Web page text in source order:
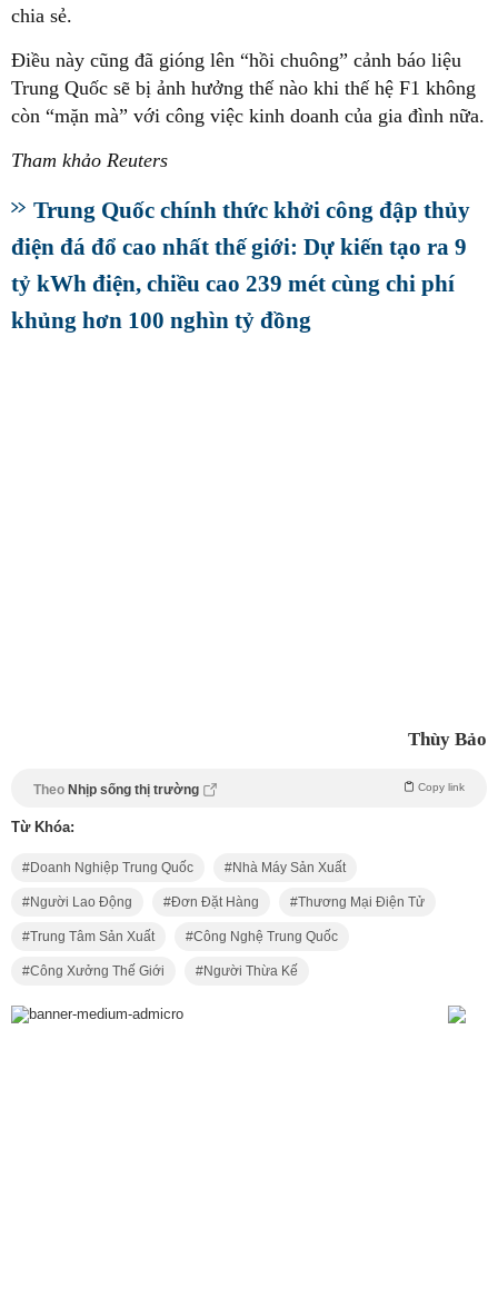
chia sẻ.
Điều này cũng đã gióng lên “hồi chuông” cảnh báo liệu
Trung Quốc sẽ bị ảnh hưởng thế nào khi thế hệ F1 không
còn “mặn mà” với công việc kinh doanh của gia đình nữa.
Tham khảo Reuters
Trung Quốc chính thức khởi công đập thủy
điện đá đổ cao nhất thế giới: Dự kiến tạo ra 9
tỷ kWh điện, chiều cao 239 mét cùng chi phí
khủng hơn 100 nghìn tỷ đồng
Thùy Bảo
Theo Nhịp sống thị trường Copy link
Từ Khóa:
Doanh Nghiệp Trung Quốc Nhà Máy Sản Xuất
Người Lao Động Đơn Đặt Hàng Thương Mại Điện Tử
Trung Tâm Sản Xuất Công Nghệ Trung Quốc
Công Xưởng Thế Giới Người Thừa Kế